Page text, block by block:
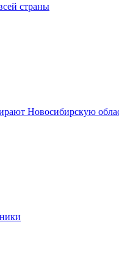
страны
Новосибирскую